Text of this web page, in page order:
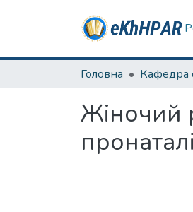
Головна
Жіночий